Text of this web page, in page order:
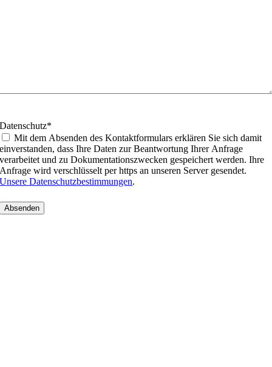
Datenschutz*
Mit dem Absenden des Kontaktformulars erklären Sie sich damit
einverstanden, dass Ihre Daten zur Beantwortung Ihrer Anfrage
verarbeitet und zu Dokumentationszwecken gespeichert werden. Ihre
Anfrage wird verschlüsselt per https an unseren Server gesendet.
Unsere Datenschutzbestimmungen.